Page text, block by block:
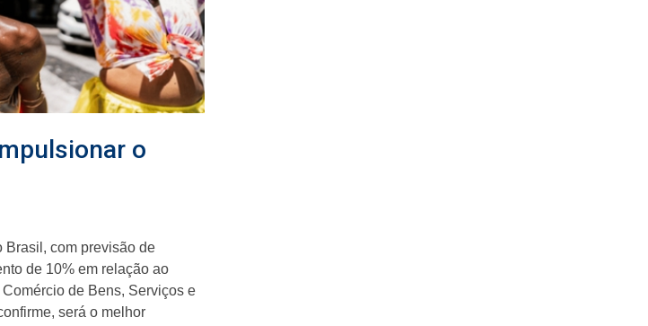
o
Brasil, com previsão de
de 10% em relação ao
de Bens, Serviços e
será o melhor